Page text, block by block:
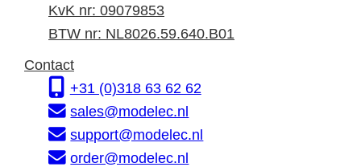
d
r
s
a
d
e
s
n
f
r
m
a
t
KvK nr: 09079853
BTW nr: NL8026.59.640.B01
Contact
+31 (0)318 63 62 62
sales@modelec.nl
support@modelec.nl
order@modelec.nl